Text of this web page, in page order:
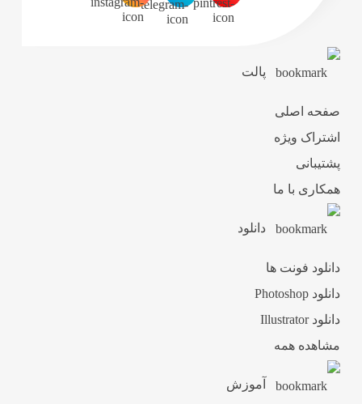
پالت
صفحه اصلی
اشتراک ویژه
پشتیبانی
همکاری با ما
دانلود
دانلود فونت ها
دانلود Photoshop
دانلود Illustrator
مشاهده همه
آموزش